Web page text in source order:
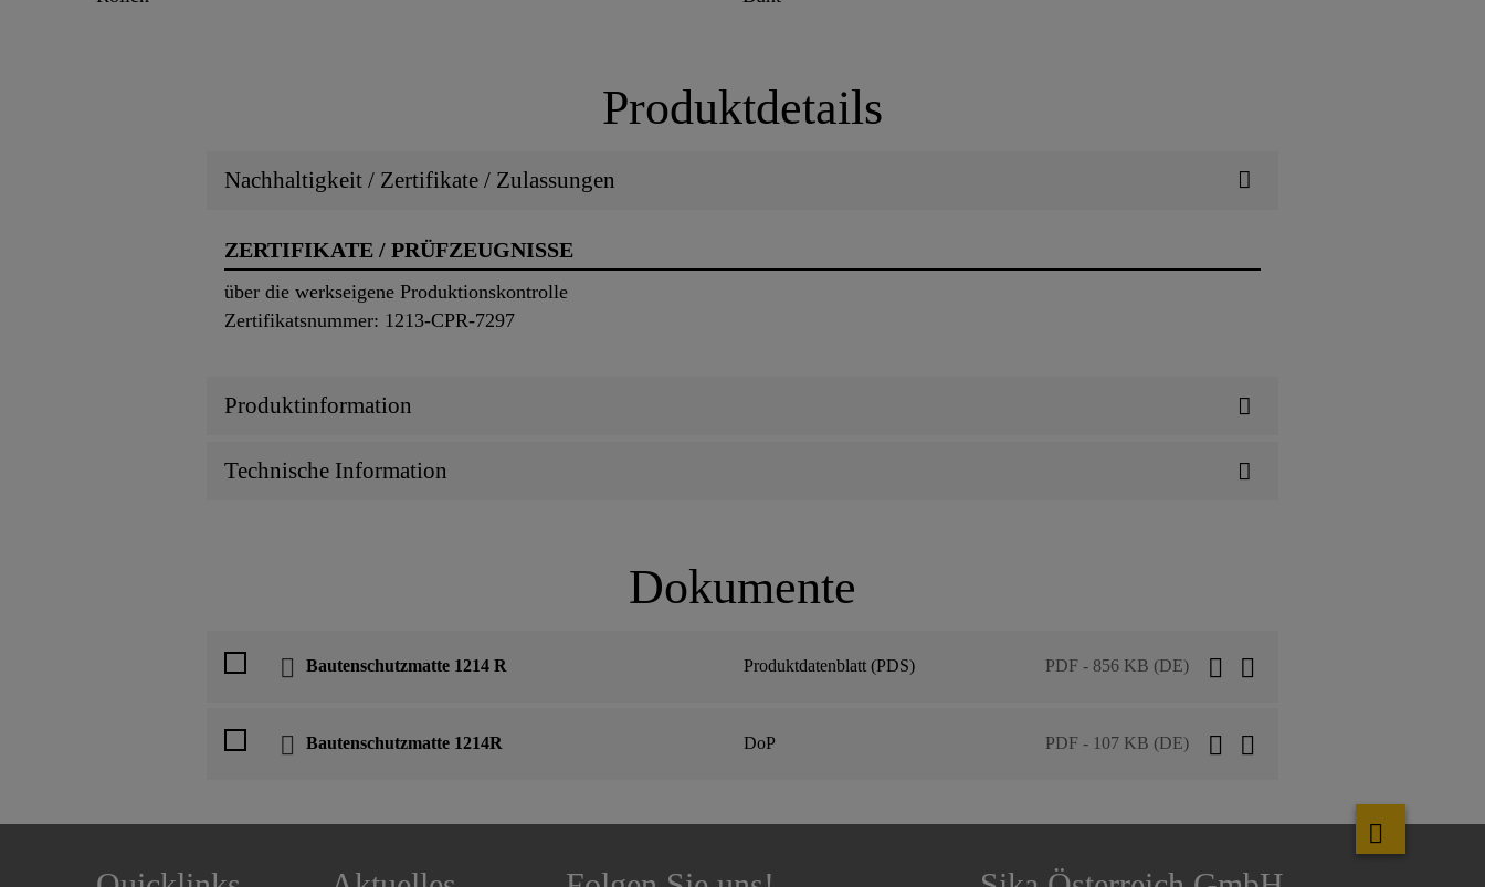
Produktdetails
Nachhaltigkeit / Zertifikate / Zulassungen
ZERTIFIKATE / PRÜFZEUGNISSE
über die werkseigene Produktionskontrolle
Zertifikatsnummer: 1213-CPR-7297
Produktinformation
Technische Information
Dokumente
Bautenschutzmatte 1214 R Produktdatenblatt (PDS) PDF - 856 KB (DE)
Bautenschutzmatte 1214R DoP PDF - 107 KB (DE)